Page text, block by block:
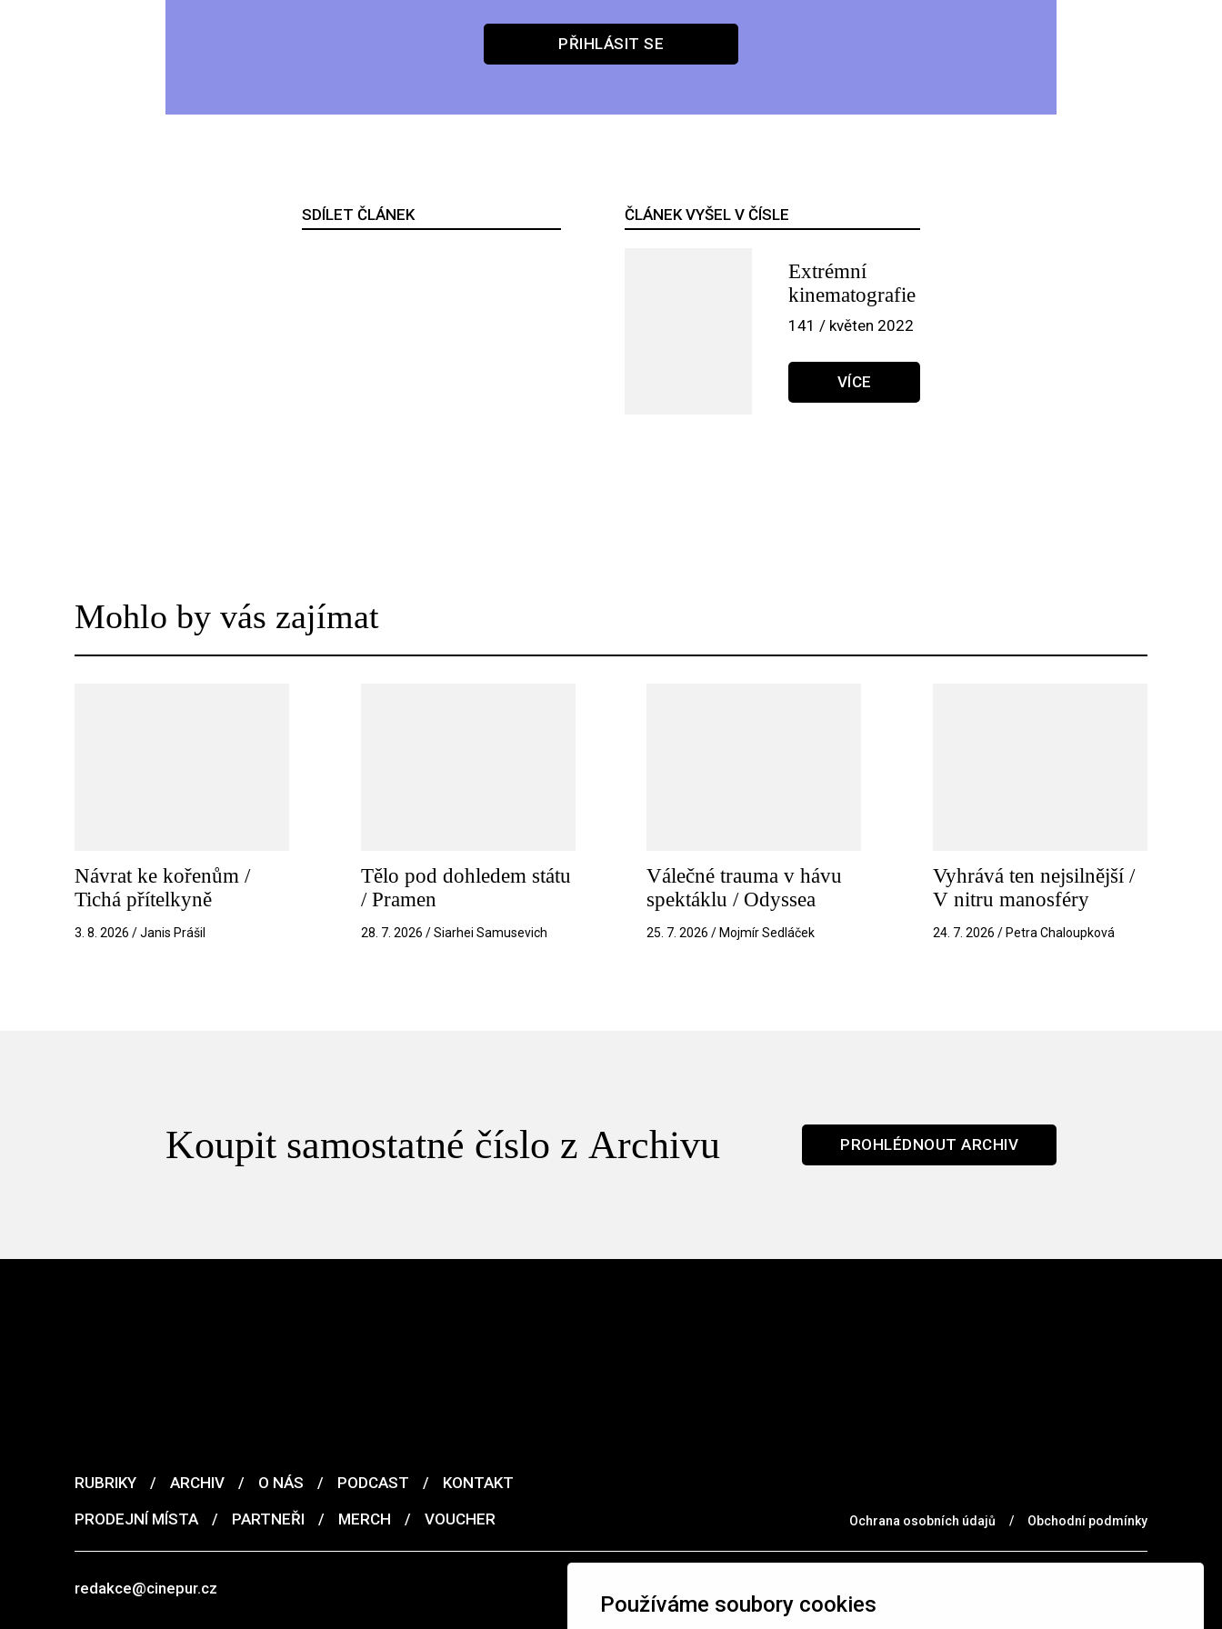
Používáme soubory cookies
PŘIHLÁSIT SE
SDÍLET ČLÁNEK ČLÁNEK VYŠEL V ČÍSLE
Extrémní
kinematografie
141 / květen 2022
VÍCE
Mohlo by vás zajímat
Návrat ke kořenům /
Tichá přítelkyně
3. 8. 2026 / Janis Prášil
Tělo pod dohledem státu
/ Pramen
28. 7. 2026 / Siarhei Samusevich
Válečné trauma v hávu
spektáklu / Odyssea
25. 7. 2026 / Mojmír Sedláček
Vyhrává ten nejsilnější /
V nitru manosféry
24. 7. 2026 / Petra Chaloupková
Koupit samostatné číslo z Archivu PROHLÉDNOUT ARCHIV
RUBRIKY / ARCHIV / O NÁS / PODCAST /
KONTAKT
PRODEJNÍ MÍSTA
/ PARTNEŘI / MERCH / VOUCHER Ochrana osobních údajů / Obchodní podmínky
redakce@cinepur.cz